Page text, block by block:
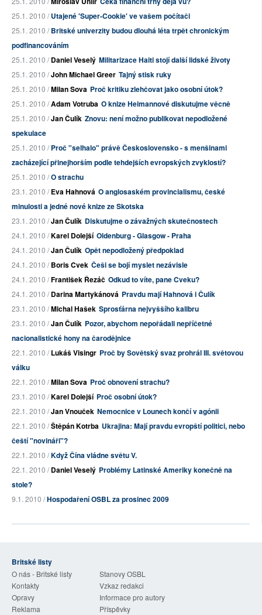
25.1. 2010 /Utajené 'Super-Cookie' ve vašem počítači
25.1. 2010 /Britské univerzity budou dlouhá léta trpět chronickým
podfinancováním
25.1. 2010 /Daniel Veselý Militarizace Haiti stojí další lidské životy
25.1. 2010 /John Michael Greer Tajný stisk ruky
25.1. 2010 /Milan Sova Proč kritiku zlehčovat jako osobní útok?
25.1. 2010 /Adam Votruba O knize Heimannové diskutujme věcně
25.1. 2010 /Jan Čulík Znovu: není možno publikovat nepodložené
spekulace
25.1. 2010 /Proč "selhalo" právě Československo - s menšinami
zacházející přinejhorším podle tehdejších evropských zvyklostí?
25.1. 2010 /O strachu
23.1. 2010 /Eva Hahnová O anglosaském provincialismu, české
minulosti a jedné nové knize ze Skotska
23.1. 2010 /Jan Čulík Diskutujme o závažných skutečnostech
24.1. 2010 /Karel Dolejší Oldenburg - Glasgow - Praha
24.1. 2010 /Jan Čulík Opět nepodložený předpoklad
24.1. 2010 /Boris Cvek Češi se bojí myslet nezávisle
24.1. 2010 /František Řezáč Odkud to víte, pane Cveku?
24.1. 2010 /Darina Martykánová Pravdu mají Hahnová i Čulík
23.1. 2010 /Michal Hašek Sprosťárna nejvyššího kalibru
23.1. 2010 /Jan Čulík Pozor, abychom nepořádali nepříčetné
nacionalistické hony na čarodějnice
22.1. 2010 /Lukáš Visingr Proč by Sovětský svaz prohrál III. světovou
válku
22.1. 2010 /Milan Sova Proč obnovení strachu?
23.1. 2010 /Karel Dolejší Proč osobní útok?
22.1. 2010 /Jan Vnouček Nemocnice v Lounech končí v agónii
22.1. 2010 /Štěpán Kotrba Ukrajina: Mají pravdu evropští politici, nebo
čeští "novináři"?
22.1. 2010 /Když Čína vládne světu V.
22.1. 2010 /Daniel Veselý Problémy Latinské Ameriky konečně na
stole?
9.1. 2010 /Hospodaření OSBL za prosinec 2009
Britské listy
O nás - Britské listy
Stanovy OSBL
Kontakty
Vzkaz redakci
Opravy
Informace pro autory
Reklama
Příspěvky